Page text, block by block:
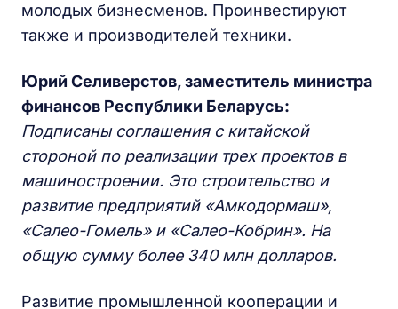
молодых бизнесменов. Проинвестируют
также и производителей техники.
Юрий Селиверстов, заместитель министра
финансов Республики Беларусь:
Подписаны соглашения с китайской
стороной по реализации трех проектов в
машиностроении. Это строительство и
развитие предприятий «Амкодормаш»,
«Салео-Гомель» и «Салео-Кобрин». На
общую сумму более 340 млн долларов.
Развитие промышленной кооперации и